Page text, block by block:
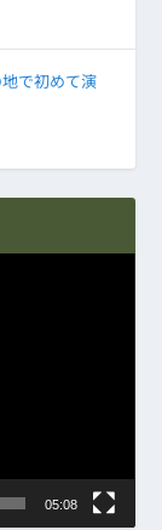
で初めて演
05:08